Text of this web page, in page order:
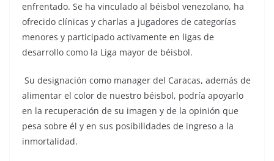
enfrentado. Se ha vinculado al béisbol venezolano, ha
ofrecido clínicas y charlas a jugadores de categorías
menores y participado activamente en ligas de
desarrollo como la Liga mayor de béisbol.
Su designación como manager del Caracas, además de
alimentar el color de nuestro béisbol, podría apoyarlo
en la recuperación de su imagen y de la opinión que
pesa sobre él y en sus posibilidades de ingreso a la
inmortalidad.